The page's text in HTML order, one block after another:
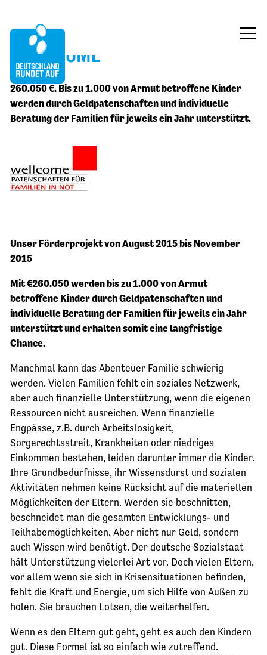
ÜBER UNS
MITMACHEN
FÖRDERUNG
KONTAKT
WELLCOME
260.050 €. Bis zu 1.000 von Armut betroffene Kinder
werden durch Geldpatenschaften und individuelle
Beratung der Familien für jeweils ein Jahr unterstützt.
Unser Förderprojekt von August 2015 bis November
2015
Mit €260.050 werden bis zu 1.000 von Armut
betroffene Kinder durch Geldpatenschaften und
individuelle Beratung der Familien für jeweils ein Jahr
unterstützt und erhalten somit eine langfristige
Chance.
Manchmal kann das Abenteuer Familie schwierig
werden. Vielen Familien fehlt ein soziales Netzwerk,
aber auch finanzielle Unterstützung, wenn die eigenen
Ressourcen nicht ausreichen. Wenn finanzielle
Engpässe, z.B. durch Arbeitslosigkeit,
Sorgerechtsstreit, Krankheiten oder niedriges
Einkommen bestehen, leiden darunter immer die Kinder.
Ihre Grundbedürfnisse, ihr Wissensdurst und sozialen
Aktivitäten nehmen keine Rücksicht auf die materiellen
Möglichkeiten der Eltern. Werden sie beschnitten,
beschneidet man die gesamten Entwicklungs- und
Teilhabemöglichkeiten. Aber nicht nur Geld, sondern
auch Wissen wird benötigt. Der deutsche Sozialstaat
hält Unterstützung vielerlei Art vor. Doch vielen Eltern,
vor allem wenn sie sich in Krisensituationen befinden,
fehlt die Kraft und Energie, um sich Hilfe von Außen zu
holen. Sie brauchen Lotsen, die weiterhelfen.
Wenn es den Eltern gut geht, geht es auch den Kindern
gut. Diese Formel ist so einfach wie zutreffend.